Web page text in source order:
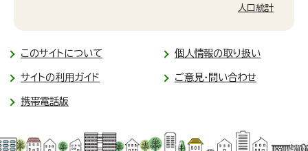
人口統計
このサイトについて 個人情報の取り扱い
サイトの利用ガイド ご意見・問い合わせ
携帯電話版